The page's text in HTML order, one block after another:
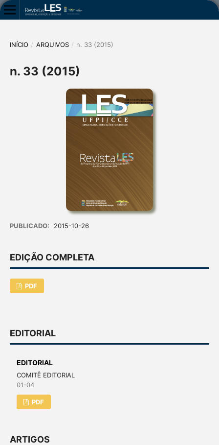
INÍCIO / ARQUIVOS / n. 33 (2015)
n. 33 (2015)
PUBLICADO: 2015-10-26
EDIÇÃO COMPLETA
PDF
EDITORIAL
EDITORIAL
COMITÊ EDITORIAL
01-04
PDF
ARTIGOS